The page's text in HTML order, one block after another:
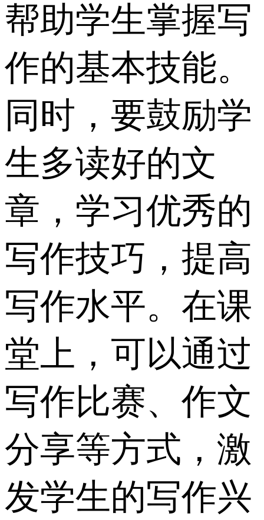
帮助学生掌握写
作的基本技能。
同时，要鼓励学
生多读好的文
章，学习优秀的
写作技巧，提高
写作水平。在课
堂上，可以通过
写作比赛、作文
分享等方式，激
发学生的写作兴